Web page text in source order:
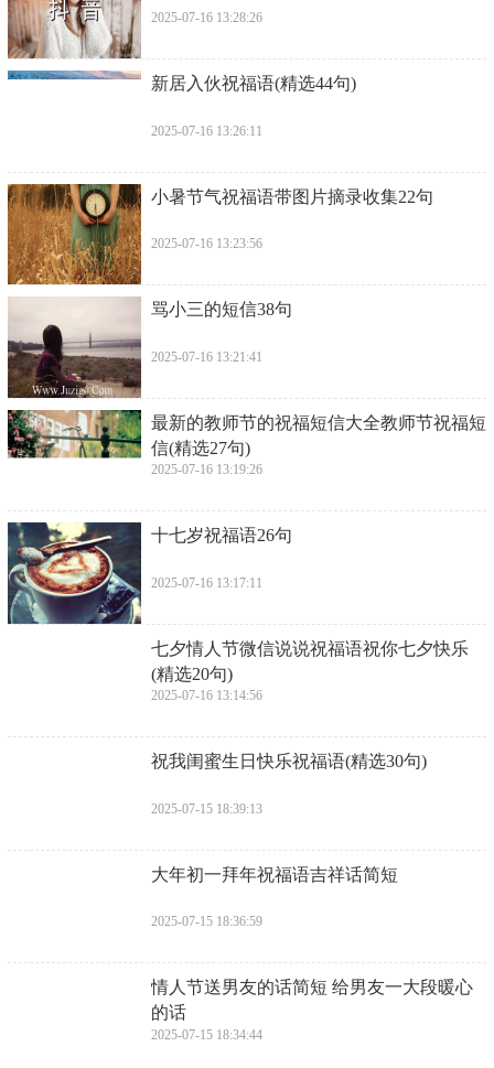
2025-07-16 13:28:26
​新居入伙祝福语(精选44句)
2025-07-16 13:26:11
​小暑节气祝福语带图片摘录收集22句
2025-07-16 13:23:56
​骂小三的短信38句
2025-07-16 13:21:41
​最新的教师节的祝福短信大全教师节祝福短
信(精选27句)
2025-07-16 13:19:26
​十七岁祝福语26句
2025-07-16 13:17:11
​七夕情人节微信说说祝福语祝你七夕快乐
(精选20句)
2025-07-16 13:14:56
​祝我闺蜜生日快乐祝福语(精选30句)
2025-07-15 18:39:13
​大年初一拜年祝福语吉祥话简短
2025-07-15 18:36:59
​情人节送男友的话简短 给男友一大段暖心
的话
2025-07-15 18:34:44